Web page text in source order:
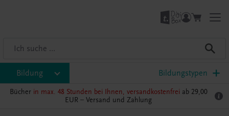
Bildung Bildungstypen
Bücher in max. 48 Stunden bei Ihnen, versandkostenfrei ab 29,00
EUR – Versand und Zahlung